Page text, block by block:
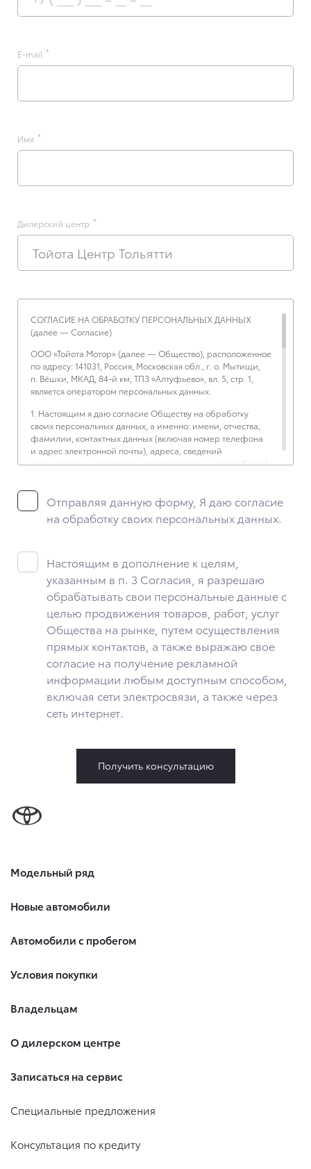
E-mail
Имя
Дилерский центр
Тойота Центр Тольятти
СОГЛАСИЕ НА ОБРАБОТКУ ПЕРСОНАЛЬНЫХ ДАННЫХ
(далее — Согласие)
ООО «Тойота Мотор» (далее — Общество), расположенное
по адресу: 141031, Россия, Московская обл., г. о. Мытищи,
п. Вёшки, МКАД, 84-й км, ТПЗ «Алтуфьево», вл. 5, стр. 1,
является оператором персональных данных.
1. Настоящим я даю согласие Обществу на обработку
своих персональных данных, а именно: имени, отчества,
фамилии, контактных данных (включая номер телефона
и адрес электронной почты), адреса, сведений
о впечатлениях, интересах, предпочтениях к автомобилю(-
операционной системы устройства и модели мобильного
телефона посетителя сайта, уникального идентификатора
посетителя сайта, предпочтительного времени и способа
для контакта, истории контактов.
следующие действия: сбор, запись, систематизация,
накопление, хранение, уточнение (обновление,
изменение), извлечение, использование, передача
(предоставление, доступ), блокирование, удаление,
уничтожение персональных данных. Общество
обрабатывает персональные данные с использованием
средств автоматизации.
3. Целью обработки персональных данных является
осуществление взаимодействия Общества с посетителями
и пользователями сайта.
4. Я даю согласие на передачу моих персональных данных
третьим лицам, перечень которых размещен на сайте
5. Данное Согласие действует до момента достижения
цели обработки, указанной в настоящем Согласии.
Я осведомлен, что Общество будет обрабатывать данные
своего согласия на обработку по истечении 10 лет с тем,
чтобы гарантировать, что оно соответствует моим
письменного заявления Обществу заказным почтовым
ТПЗ «Алтуфьево», вл. 5, стр. 1.
Отправляя данную форму, Я даю согласие
на обработку своих персональных данных.
Настоящим в дополнение к целям,
указанным в п. 3 Согласия, я разрешаю
обрабатывать свои персональные данные с
целью продвижения товаров, работ, услуг
Общества на рынке, путем осуществления
прямых контактов, а также выражаю свое
согласие на получение рекламной
информации любым доступным способом,
включая сети электросвязи, а также через
сеть интернет.
Получить консультацию
Модельный ряд
Новые автомобили
Автомобили с пробегом
Условия покупки
Владельцам
О дилерском центре
Записаться на сервис
Специальные предложения
Консультация по кредиту